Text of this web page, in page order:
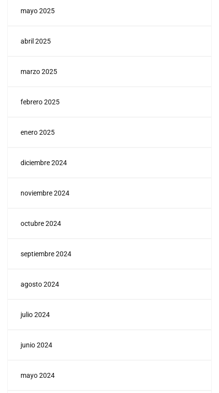
mayo 2025
abril 2025
marzo 2025
febrero 2025
enero 2025
diciembre 2024
noviembre 2024
octubre 2024
septiembre 2024
agosto 2024
julio 2024
junio 2024
mayo 2024